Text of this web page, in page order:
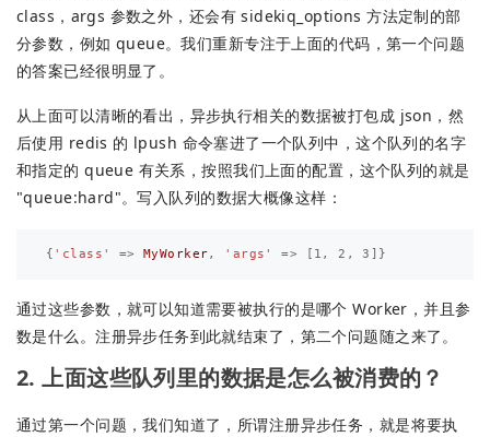
class，args 参数之外，还会有 sidekiq_options 方法定制的部
分参数，例如 queue。我们重新专注于上面的代码，第一个问题
的答案已经很明显了。
从上面可以清晰的看出，异步执行相关的数据被打包成 json，然
后使用 redis 的 lpush 命令塞进了一个队列中，这个队列的名字
和指定的 queue 有关系，按照我们上面的配置，这个队列的就是
"queue:hard"。写入队列的数据大概像这样：
{ 'class' => MyWorker, 'args' => 1 , 2 , 3 ]}
通过这些参数，就可以知道需要被执行的是哪个 Worker，并且参
数是什么。注册异步任务到此就结束了，第二个问题随之来了。
2. 上面这些队列里的数据是怎么被消费的？
通过第一个问题，我们知道了，所谓注册异步任务，就是将要执